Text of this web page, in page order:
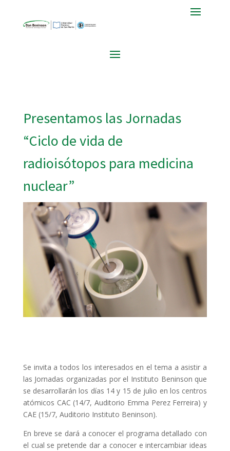
Presentamos las Jornadas
“Ciclo de vida de
radioisótopos para medicina
nuclear”
Se invita a todos los interesados en el tema a asistir a
las Jornadas organizadas por el Instituto Beninson que
se desarrollarán los días 14 y 15 de julio en los centros
atómicos CAC (14/7, Auditorio Emma Perez Ferreira) y
CAE (15/7, Auditorio Instituto Beninson).
En breve se dará a conocer el programa detallado con
el cual se pretende dar a conocer e intercambiar ideas